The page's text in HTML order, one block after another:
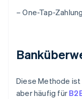
– One-Tap-
Diese Methode ist
aber häufig für